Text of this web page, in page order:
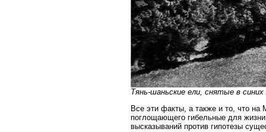
Тянь-шаньские ели, снятые в синих
Все эти факты, а также и то, что
поглощающего гибельные для
высказываний против гипотезы